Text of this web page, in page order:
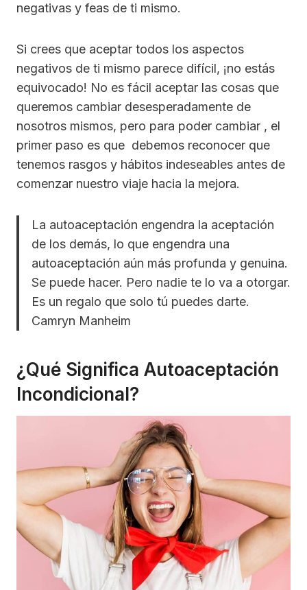
negativas y feas de ti mismo.
Si crees que aceptar todos los aspectos
negativos de ti mismo parece difícil, ¡no estás
equivocado! No es fácil aceptar las cosas que
queremos cambiar desesperadamente de
nosotros mismos, pero para poder cambiar , el
primer paso es que debemos reconocer que
tenemos rasgos y hábitos indeseables antes de
comenzar nuestro viaje hacia la mejora.
La autoaceptación engendra la aceptación
de los demás, lo que engendra una
autoaceptación aún más profunda y genuina.
Se puede hacer. Pero nadie te lo va a otorgar.
Es un regalo que solo tú puedes darte.
Camryn Manheim
¿Qué Significa Autoaceptación
Incondicional?